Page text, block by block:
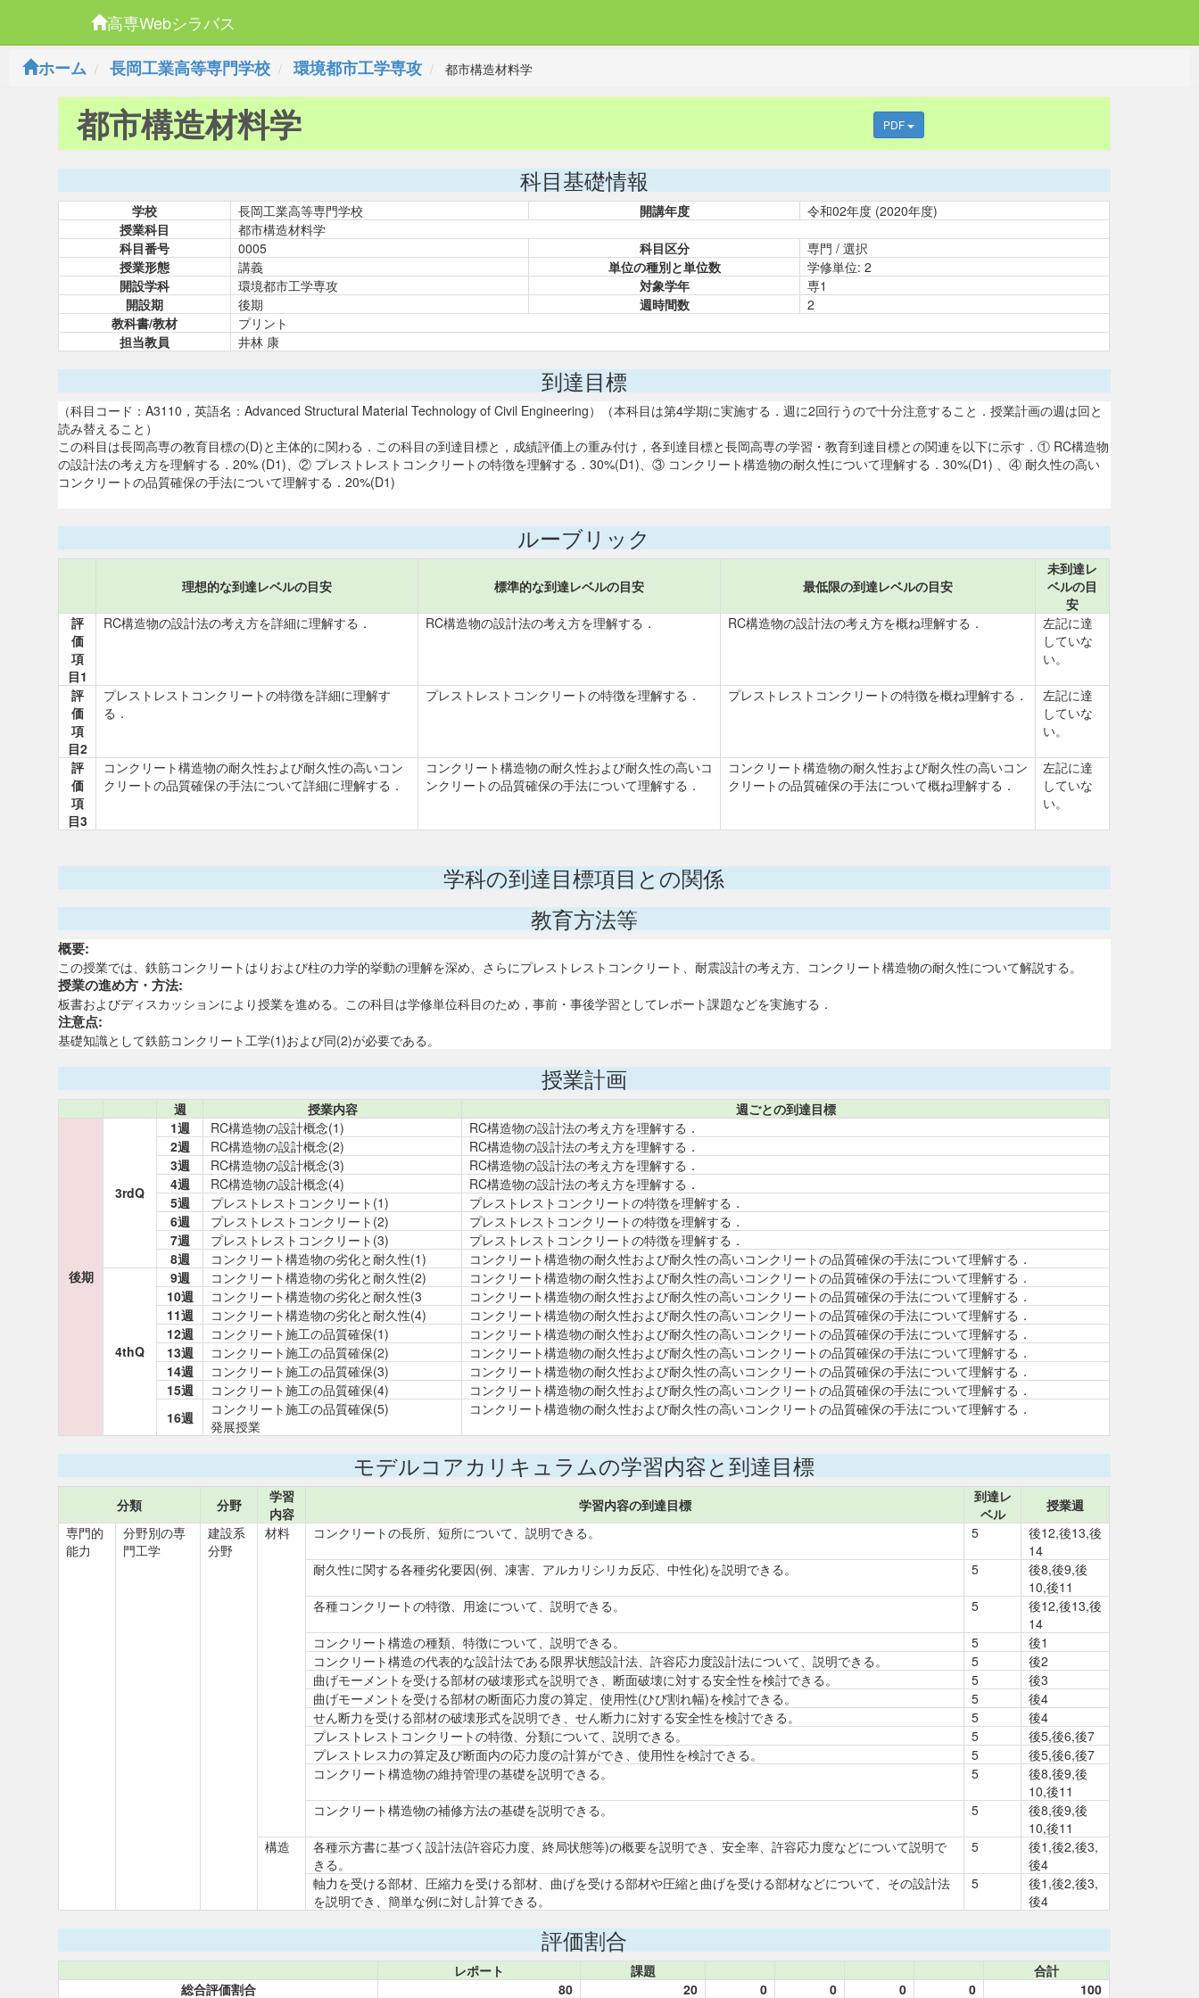
高専Webシラバス
ホーム
長岡工業高等専門学校 環境都市工学専攻 都市構造材料学
都市構造材料学 PDF
科目基礎情報
学校 長岡工業高等専門学校 開講年度
令和02年度 (2020年度)
授業科目
都市構造材料学
科目番号
0005 科目区分
専門 / 選択
授業形態
講義 単位の種別と単位数
学修単位: 2
開設学科
環境都市工学専攻 対象学年
専1
開設期
後期 週時間数
2
教科書/教材
プリント
担当教員
井林 康
到達目標
（科目コード：A3110，英語名：Advanced Structural Material Technology of Civil Engineering）（本科目は第4学期に実施する．週に2回行うので十分注意すること．授業計画の週は回と
読み替えること）
この科目は長岡高専の教育目標の(D)と主体的に関わる．この科目の到達目標と，成績評価上の重み付け，各到達目標と長岡高専の学習・教育到達目標との関連を以下に示す．① RC構造物
の設計法の考え方を理解する．20% (D1)、② プレストレストコンクリートの特徴を理解する．30%(D1)、③ コンクリート構造物の耐久性について理解する．30%(D1) 、④ 耐久性の高い
コンクリートの品質確保の手法について理解する．20%(D1)
ルーブリック
理想的な到達レベルの目安 標準的な到達レベルの目安 最低限の到達レベルの目安
未到達レ
ベルの目
安
評
価
項
目1
RC構造物の設計法の考え方を詳細に理解する． RC構造物の設計法の考え方を理解する． RC構造物の設計法の考え方を概ね理解する．
左記に達
していな
い。
評
価
項
目2
プレストレストコンクリートの特徴を詳細に理解す
る．
プレストレストコンクリートの特徴を理解する． プレストレストコンクリートの特徴を概ね理解する．
左記に達
していな
い。
評
価
項
目3
コンクリート構造物の耐久性および耐久性の高いコン
クリートの品質確保の手法について詳細に理解する．
コンクリート構造物の耐久性および耐久性の高いコ
ンクリートの品質確保の手法について理解する．
コンクリート構造物の耐久性および耐久性の高いコン
クリートの品質確保の手法について概ね理解する．
左記に達
していな
い。
学科の到達目標項目との関係
教育方法等
概要:
この授業では、鉄筋コンクリートはりおよび柱の力学的挙動の理解を深め、さらにプレストレストコンクリート、耐震設計の考え方、コンクリート構造物の耐久性について解説する。
授業の進め方・方法:
板書およびディスカッションにより授業を進める。この科目は学修単位科目のため，事前・事後学習としてレポート課題などを実施する．
注意点:
基礎知識として鉄筋コンクリート工学(1)および同(2)が必要である。
授業計画
週 授業内容 週ごとの到達目標
後期
3rdQ
1週 RC構造物の設計概念(1)
RC構造物の設計法の考え方を理解する．
2週
RC構造物の設計概念(2)
RC構造物の設計法の考え方を理解する．
3週
RC構造物の設計概念(3)
RC構造物の設計法の考え方を理解する．
4週
RC構造物の設計概念(4)
RC構造物の設計法の考え方を理解する．
5週
プレストレストコンクリート(1)
プレストレストコンクリートの特徴を理解する．
6週
プレストレストコンクリート(2)
プレストレストコンクリートの特徴を理解する．
7週
プレストレストコンクリート(3)
プレストレストコンクリートの特徴を理解する．
8週
コンクリート構造物の劣化と耐久性(1) コンクリート構造物の耐久性および耐久性の高いコンクリートの品質確保の手法について理解する．
4thQ
9週 コンクリート構造物の劣化と耐久性(2)
コンクリート構造物の耐久性および耐久性の高いコンクリートの品質確保の手法について理解する．
10週
コンクリート構造物の劣化と耐久性(3
コンクリート構造物の耐久性および耐久性の高いコンクリートの品質確保の手法について理解する．
11週
コンクリート構造物の劣化と耐久性(4)
コンクリート構造物の耐久性および耐久性の高いコンクリートの品質確保の手法について理解する．
12週
コンクリート施工の品質確保(1)
コンクリート構造物の耐久性および耐久性の高いコンクリートの品質確保の手法について理解する．
13週
コンクリート施工の品質確保(2)
コンクリート構造物の耐久性および耐久性の高いコンクリートの品質確保の手法について理解する．
14週
コンクリート施工の品質確保(3)
コンクリート構造物の耐久性および耐久性の高いコンクリートの品質確保の手法について理解する．
15週
コンクリート施工の品質確保(4)
コンクリート構造物の耐久性および耐久性の高いコンクリートの品質確保の手法について理解する．
16週
コンクリート施工の品質確保(5)
発展授業
コンクリート構造物の耐久性および耐久性の高いコンクリートの品質確保の手法について理解する．
モデルコアカリキュラムの学習内容と到達目標
分類 分野
学習
内容
学習内容の到達目標
到達レ
ベル
授業週
専門的
能力
分野別の専
門工学
建設系
分野
材料 コンクリートの長所、短所について、説明できる。 5
後12,後13,後
14
耐久性に関する各種劣化要因(例、凍害、アルカリシリカ反応、中性化)を説明できる。
5
後8,後9,後
10,後11
各種コンクリートの特徴、用途について、説明できる。
5
後12,後13,後
14
コンクリート構造の種類、特徴について、説明できる。
5
後1
コンクリート構造の代表的な設計法である限界状態設計法、許容応力度設計法について、説明できる。
5
後2
曲げモーメントを受ける部材の破壊形式を説明でき、断面破壊に対する安全性を検討できる。
5
後3
曲げモーメントを受ける部材の断面応力度の算定、使用性(ひび割れ幅)を検討できる。
5
後4
せん断力を受ける部材の破壊形式を説明でき、せん断力に対する安全性を検討できる。
5
後4
プレストレストコンクリートの特徴、分類について、説明できる。
5
後5,後6,後7
プレストレス力の算定及び断面内の応力度の計算ができ、使用性を検討できる。
5
後5,後6,後7
コンクリート構造物の維持管理の基礎を説明できる。
5
後8,後9,後
10,後11
コンクリート構造物の補修方法の基礎を説明できる。
5
後8,後9,後
10,後11
構造
各種示方書に基づく設計法(許容応力度、終局状態等)の概要を説明でき、安全率、許容応力度などについて説明で
きる。
5
後1,後2,後3,
後4
軸力を受ける部材、圧縮力を受ける部材、曲げを受ける部材や圧縮と曲げを受ける部材などについて、その設計法
を説明でき、簡単な例に対し計算できる。
5
後1,後2,後3,
後4
評価割合
レポート 課題
合計
総合評価割合
80 20 0 0 0 0 100